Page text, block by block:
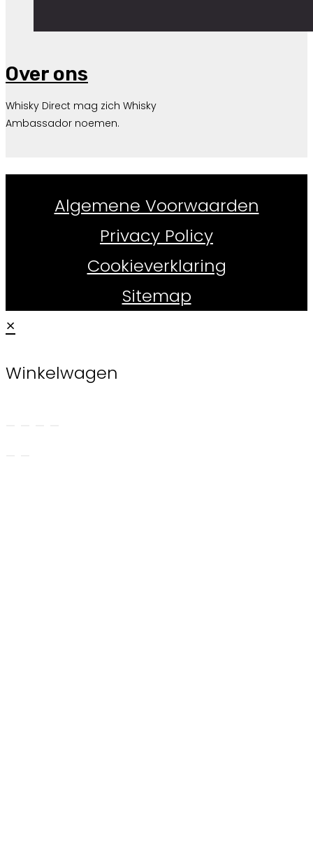
Over ons
Whisky Direct mag zich Whisky
Ambassador noemen.
Algemene Voorwaarden
Privacy Policy
Cookieverklaring
Sitemap
×
Winkelwagen